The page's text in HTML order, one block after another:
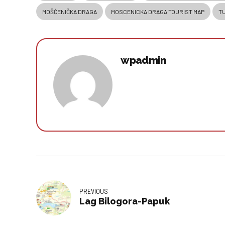
MOŠĆENIČKA DRAGA MOSCENICKA DRAGA TOURIST MAP
wpadmin
PREVIOUS
Lag Bilogora-Papuk